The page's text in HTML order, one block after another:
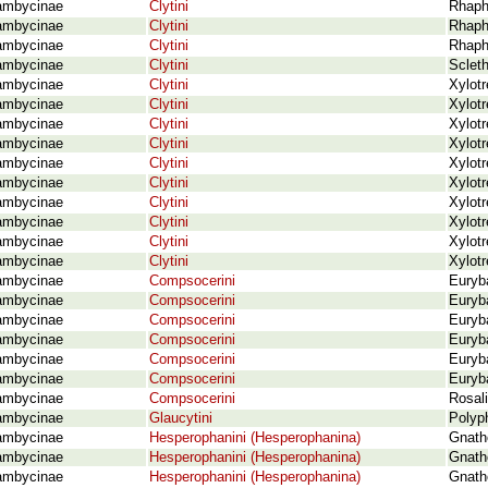
Clytini
Clytini
Clytini
Clytini
Clytini
Clytini
Clytini
Clytini
Clytini
Clytini
Clytini
Clytini
Clytini
Clytini
Compsocerini
Compsocerini
Compsocerini
Compsocerini
Compsocerini
Compsocerini
Compsocerini
Glaucytini
Hesperophanini (Hesperophanina)
Hesperophanini (Hesperophanina)
Hesperophanini (Hesperophanina)